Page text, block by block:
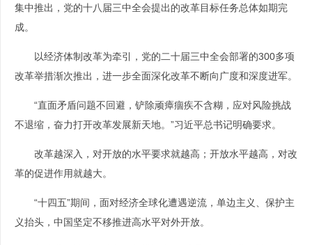
集中推出，党的十八届三中全会提出的改革目标任务总体如期完
成。
以经济体制改革为牵引，党的二十届三中全会部署的300多项
改革举措渐次推出，进一步全面深化改革不断向广度和深度进军。
“直面矛盾问题不回避，铲除顽瘴痼疾不含糊，应对风险挑战
不退缩，奋力打开改革发展新天地。”习近平总书记明确要求。
改革越深入，对开放的水平要求就越高；开放水平越高，对改
革的促进作用就越大。
“十四五”期间，面对经济全球化遭遇逆流，单边主义、保护主
义抬头，中国坚定不移推进高水平对外开放。